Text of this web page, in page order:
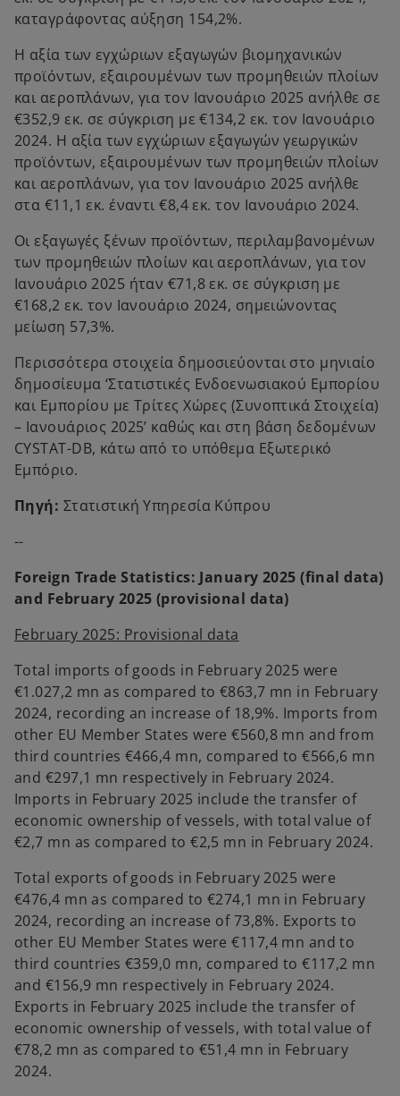
καταγράφοντας αύξηση 154,2%.
Η αξία των εγχώριων εξαγωγών βιομηχανικών
προϊόντων, εξαιρουμένων των προμηθειών πλοίων
και αεροπλάνων, για τον Ιανουάριο 2025 ανήλθε σε
€352,9 εκ. σε σύγκριση με €134,2 εκ. τον Ιανουάριο
2024. Η αξία των εγχώριων εξαγωγών γεωργικών
προϊόντων, εξαιρουμένων των προμηθειών πλοίων
και αεροπλάνων, για τον Ιανουάριο 2025 ανήλθε
στα €11,1 εκ. έναντι €8,4 εκ. τον Ιανουάριο 2024.
Οι εξαγωγές ξένων προϊόντων, περιλαμβανομένων
των προμηθειών πλοίων και αεροπλάνων, για τον
Ιανουάριο 2025 ήταν €71,8 εκ. σε σύγκριση με
€168,2 εκ. τον Ιανουάριο 2024, σημειώνοντας
μείωση 57,3%.
Περισσότερα στοιχεία δημοσιεύονται στο μηνιαίο
δημοσίευμα ‘Στατιστικές Ενδοενωσιακού Εμπορίου
και Εμπορίου με Τρίτες Χώρες (Συνοπτικά Στοιχεία)
– Ιανουάριος 2025’ καθώς και στη βάση δεδομένων
CYSTAT-DB, κάτω από το υπόθεμα Εξωτερικό
Εμπόριο.
Πηγή: Στατιστική Υπηρεσία Κύπρου
--
Foreign Trade Statistics: January 2025 (final data)
and February 2025 (provisional data)
February 2025: Provisional data
Total imports of goods in February 2025 were
€1.027,2 mn as compared to €863,7 mn in February
2024, recording an increase of 18,9%. Imports from
other EU Member States were €560,8 mn and from
third countries €466,4 mn, compared to €566,6 mn
and €297,1 mn respectively in February 2024.
Imports in February 2025 include the transfer of
economic ownership of vessels, with total value of
€2,7 mn as compared to €2,5 mn in February 2024.
Total exports of goods in February 2025 were
€476,4 mn as compared to €274,1 mn in February
2024, recording an increase of 73,8%. Exports to
other EU Member States were €117,4 mn and to
third countries €359,0 mn, compared to €117,2 mn
and €156,9 mn respectively in February 2024.
Exports in February 2025 include the transfer of
economic ownership of vessels, with total value of
€78,2 mn as compared to €51,4 mn in February
2024.